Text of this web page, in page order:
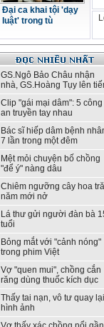
Đại ca khai tội 'dạy
luật' trong tù
GS.Ngô Bảo Châu nhận
nhà, GS.Hoàng Tụy lên
Clip "gái mại dâm": 5 công
an truyền tay nhau
Bác sĩ hiếp dâm bệnh
7 lần trong một đêm
Mệt mỏi chuyện bố chồng
"để ý" nàng dâu
Chiêm ngưỡng cây hoa
năm mới nở
Lá thư gửi người đàn bà
tuổi
Bỏng mắt với "cảnh nóng"
trong phim Việt
Vợ "quen mui", chồng cắn
răng dùng thuốc kích dục
Thấy tai nạn, vô tư quay lại
hình ảnh